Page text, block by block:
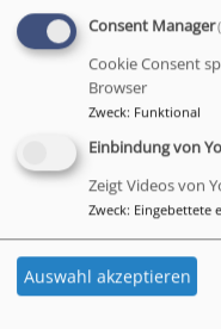
Startseite Aktiv gegen
Aktiv
Aktiv gegen
Consent Manager
Cookie Consent
Browser
Zweck: Funktional
Einbindung von
Zeigt Videos von
Zweck: Eingebettete
Auswahl akzeptieren